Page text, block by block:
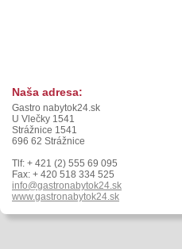
Naša adresa:
Gastro nabytok24.sk
U Vlečky 1541
Strážnice 1541
696 62 Strážnice
Tlf: + 421 (2) 555 69 095
Fax: + 420 518 334 525
info@gastronabytok24.sk
www.gastronabytok24.sk